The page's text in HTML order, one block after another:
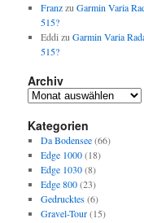
Franzzu Garmin Varia
515?
Eddi zu Garmin Varia
515?
Archiv
Archiv
Kategorien
Da Bodensee(66)
Edge 1000(18)
Edge 1030(8)
Edge 800(23)
Gedrucktes(6)
Gravel-Tour(15)